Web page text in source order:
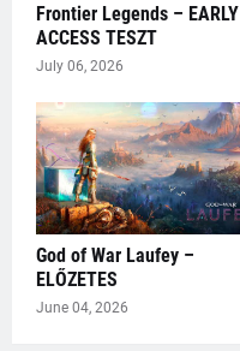
Frontier Legends – EARLY
ACCESS TESZT
July 06, 2026
God of War Laufey –
ELŐZETES
June 04, 2026